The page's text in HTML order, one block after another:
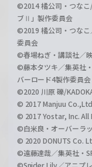
©2014 橘公司・つなこ
ブⅡ」製作委員会
©2019 橘公司・つなこ
委員会
©春場ねぎ・講談社／
©藤本タツキ／集英社
バーロード4製作委員会
©2020 川原 礫/
© 2017 Manjuu
© 2017 Yostar, Inc. All
©白米良・オーバーラ
© 2020 DONUTS Co.
©遠藤達哉／集英社・
©Spider Lily／アニプ